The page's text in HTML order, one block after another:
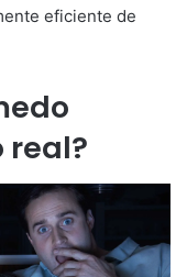
eficiente de
real?